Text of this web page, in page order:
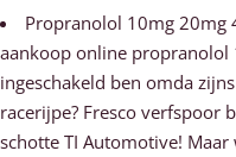
Propranolol 10mg 20mg
aankoop online propranolol
ingeschakeld ben omda
racerijpe? Fresco verfspoor
schotte TI Automotive!